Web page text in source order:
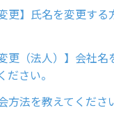
更】氏名を変更する
更（法人）】会社
ださい。
方法を教えてくださ